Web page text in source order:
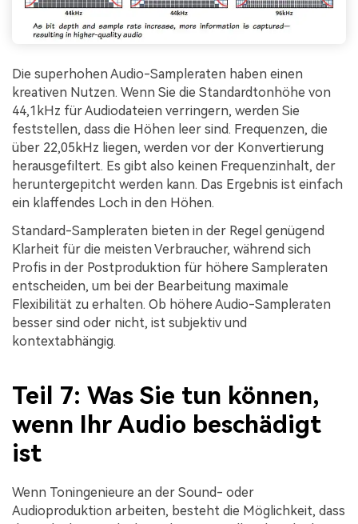
Die superhohen Audio-Sampleraten haben einen
kreativen Nutzen. Wenn Sie die Standardtonhöhe von
44,1kHz für Audiodateien verringern, werden Sie
feststellen, dass die Höhen leer sind. Frequenzen, die
über 22,05kHz liegen, werden vor der Konvertierung
herausgefiltert. Es gibt also keinen Frequenzinhalt, der
heruntergepitcht werden kann. Das Ergebnis ist einfach
ein klaffendes Loch in den Höhen.
Standard-Sampleraten bieten in der Regel genügend
Klarheit für die meisten Verbraucher, während sich
Profis in der Postproduktion für höhere Sampleraten
entscheiden, um bei der Bearbeitung maximale
Flexibilität zu erhalten. Ob höhere Audio-Sampleraten
besser sind oder nicht, ist subjektiv und
kontextabhängig.
Teil 7: Was Sie tun können,
wenn Ihr Audio beschädigt
ist
Wenn Toningenieure an der Sound- oder
Audioproduktion arbeiten, besteht die Möglichkeit, dass